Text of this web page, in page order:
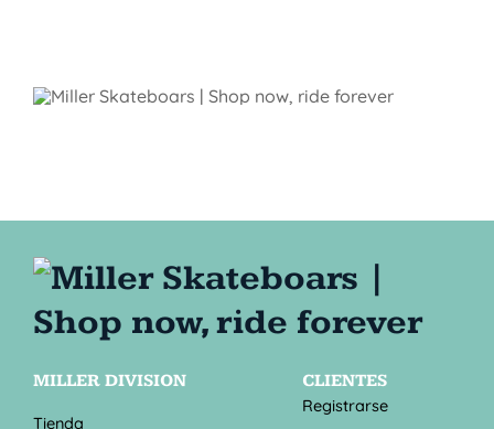
MILLER DIVISION
Tienda
CLIENTES
Registrarse